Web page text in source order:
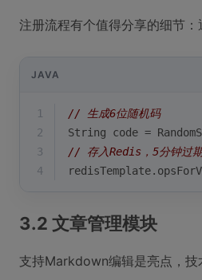
注册流程有个值得分享的细节
JAVA
1
// 生成6位随机码
2
String code =
3
// 存入Redis，5分钟过
4
3.2 文章管理模块
支持Markdown编辑是亮点，技